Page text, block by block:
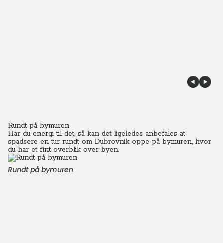
Rundt på bymuren
Har du energi til det, så kan det ligeledes anbefales at
spadsere en tur rundt om Dubrovnik oppe på bymuren, hvor
du har et fint overblik over byen.
Rundt på bymuren